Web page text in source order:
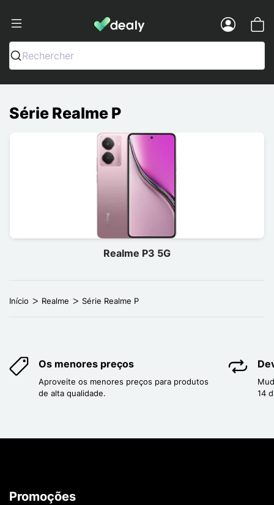
Dealy - Capas e acessórios para
Rechercher
Série Realme P
Realme P3 5G
Início Realme Série Realme P
Os menores preços
Aproveite os menores preços para produtos
de alta qualidade.
14
Promoções